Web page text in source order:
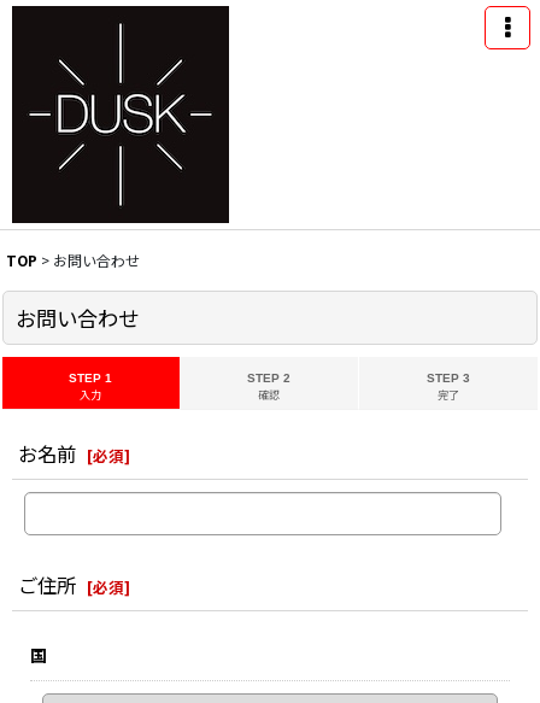
TOP > お問い合わせ
お問い合わせ
STEP 1
入力
STEP 2
確認
STEP 3
完了
お名前 [必須]
ご住所 [必須]
国